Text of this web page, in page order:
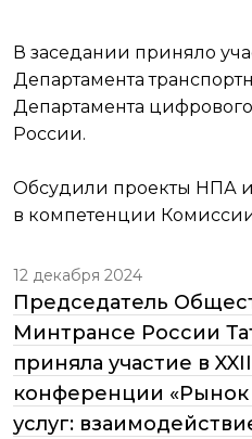
В заседании приняло
Департамента
Департамента
России.
Обсудили проекты НПА
в компетенции
12 декабря 2024
Председатель
Минтрансе России
приняла участие в
конференции
услуг: